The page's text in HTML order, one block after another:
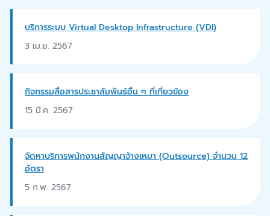
บริการระบบ Virtual Desktop Infrastructure (VDI)
3 เม.ย. 2567
กิจกรรมสื่อสารประชาสัมพันธ์อื่น ๆ ที่เกี่ยวข้อง
15 มี.ค. 2567
จัดหาบริการพนักงานสัญญาจ้างเหมา (Outsource) จำนวน 12
อัตรา
5 ก.พ. 2567